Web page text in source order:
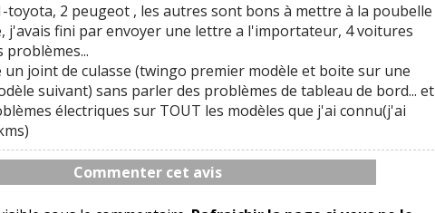
toyota, 2 peugeot , les autres sont bons à mettre à la poubelle
j'avais fini par envoyer une lettre a l'importateur, 4 voitures
problèmes...
joint de culasse (twingo premier modèle et boite sur une
suivant) sans parler des problèmes de tableau de bord... et
électriques sur TOUT les modèles que j'ai connu(j'ai
Commenter cet avis